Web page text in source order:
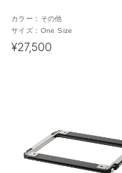
カラー： その他
サイズ： One Size
¥27,500